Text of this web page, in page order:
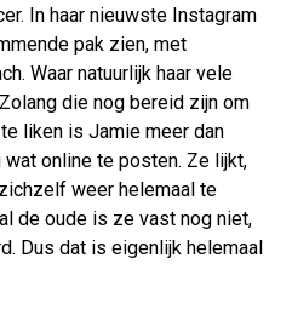
In haar nieuwste Instagram
pak zien, met
Waar natuurlijk haar vele
die nog bereid zijn om
liken is Jamie meer dan
online te posten. Ze lijkt,
weer helemaal te
de oude is ze vast nog niet,
Dus dat is eigenlijk helemaal